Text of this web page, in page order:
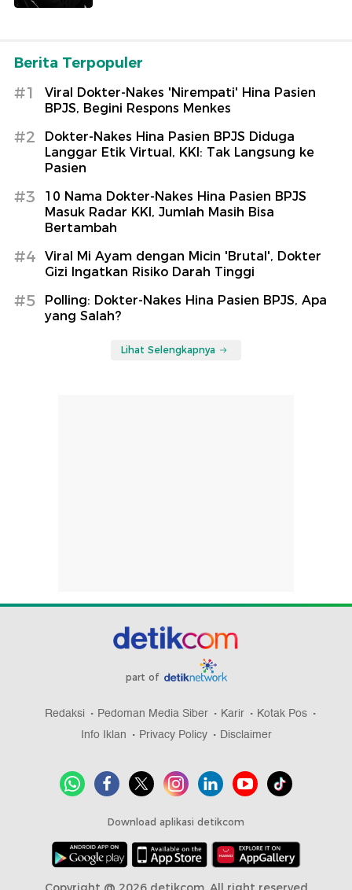
Berita Terpopuler
#1
Viral Dokter-Nakes 'Nirempati' Hina Pasien
BPJS, Begini Respons Menkes
#2
Dokter-Nakes Hina Pasien BPJS Diduga
Langgar Etik Virtual, KKI: Tak Langsung ke
Pasien
#3
10 Nama Dokter-Nakes Hina Pasien BPJS
Masuk Radar KKI, Jumlah Masih Bisa
Bertambah
#4
Viral Mi Ayam dengan Micin 'Brutal', Dokter
Gizi Ingatkan Risiko Darah Tinggi
#5
Polling: Dokter-Nakes Hina Pasien BPJS, Apa
yang Salah?
Lihat Selengkapnya
part of
Redaksi Pedoman Media Siber Karir
Kotak Pos
Info Iklan
Privacy Policy Disclaimer
Download aplikasi detikcom